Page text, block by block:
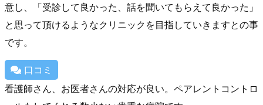
意し、「受診して良かった、話を聞いてもらえて良かった」
と思って頂けるようなクリニックを目指していきますとの事
です。
口コミ
看護師さん、お医者さんの対応が良い。ペアレントコントロ